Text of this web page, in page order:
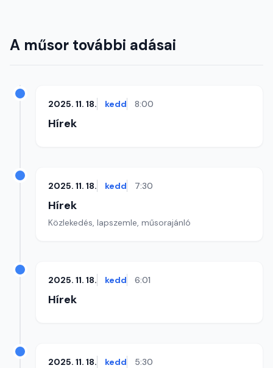
A műsor további adásai
2025. 11. 18. kedd 8:00
Hírek
2025. 11. 18. kedd 7:30
Hírek
Közlekedés, lapszemle, műsorajánló
2025. 11. 18. kedd 6:01
Hírek
2025. 11. 18. kedd 5:30